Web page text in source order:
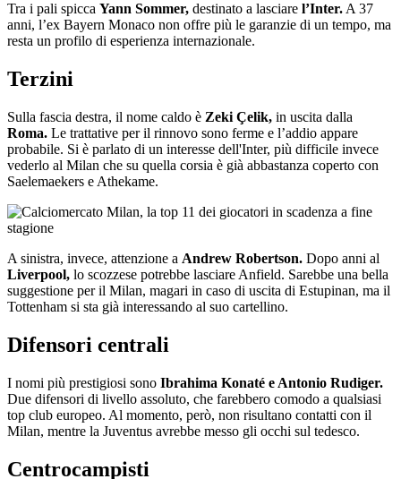
Tra i pali spicca Yann Sommer, destinato a lasciare l’Inter. A 37
anni, l’ex Bayern Monaco non offre più le garanzie di un tempo, ma
resta un profilo di esperienza internazionale.
Terzini
Sulla fascia destra, il nome caldo è Zeki Çelik, in uscita dalla
Roma. Le trattative per il rinnovo sono ferme e l’addio appare
probabile. Si è parlato di un interesse dell'Inter, più difficile invece
vederlo al Milan che su quella corsia è già abbastanza coperto con
Saelemaekers e Athekame.
A sinistra, invece, attenzione a Andrew Robertson. Dopo anni al
Liverpool, lo scozzese potrebbe lasciare Anfield. Sarebbe una bella
suggestione per il Milan, magari in caso di uscita di Estupinan, ma il
Tottenham si sta già interessando al suo cartellino.
Difensori centrali
I nomi più prestigiosi sono Ibrahima Konaté e Antonio Rudiger.
Due difensori di livello assoluto, che farebbero comodo a qualsiasi
top club europeo. Al momento, però, non risultano contatti con il
Milan, mentre la Juventus avrebbe messo gli occhi sul tedesco.
Centrocampisti